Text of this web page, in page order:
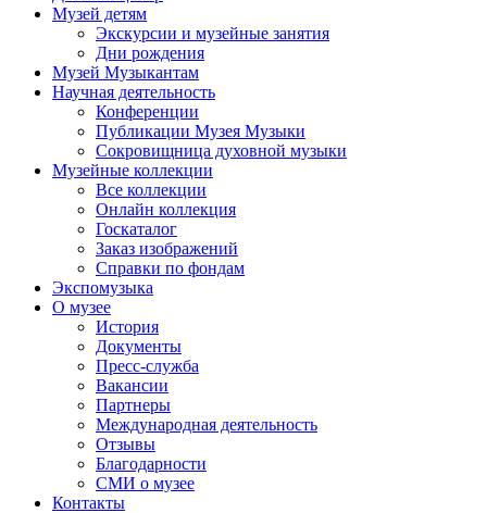
Музей детям
Экскурсии и музейные занятия
Дни рождения
Музей Музыкантам
Научная деятельность
Конференции
Публикации Музея Музыки
Сокровищница духовной музыки
Музейные коллекции
Все коллекции
Онлайн коллекция
Госкаталог
Заказ изображений
Справки по фондам
Экспомузыка
О музее
История
Документы
Пресс-служба
Вакансии
Партнеры
Международная деятельность
Отзывы
Благодарности
СМИ о музее
Контакты